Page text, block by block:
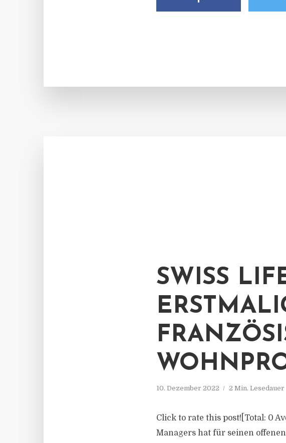
SWISS
10. Dezember 2022 2 Min. Lesedauer
Click to rate this post![Total: 0
Managers hat für seinen